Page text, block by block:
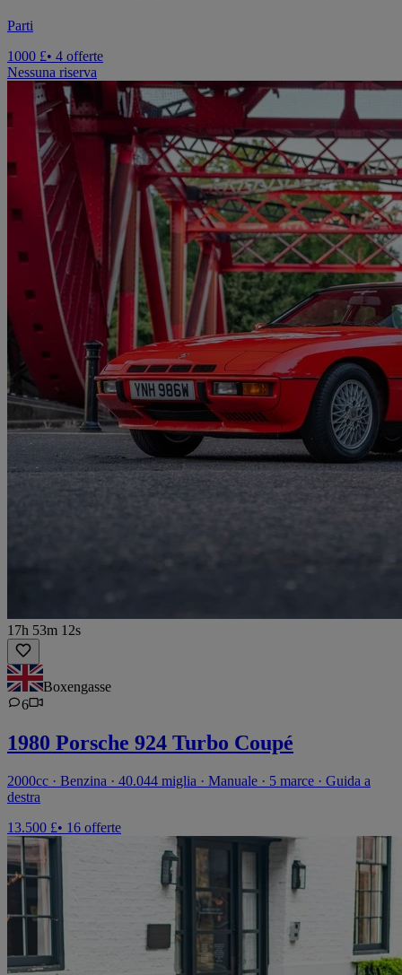
Parti
1000 £• 4 offerte
Nessuna riserva
17h 53m 12s
Boxengasse
6
1980 Porsche 924 Turbo Coupé
2000cc · Benzina · 40.044 miglia · Manuale · 5 marce · Guida a
destra
13.500 £• 16 offerte